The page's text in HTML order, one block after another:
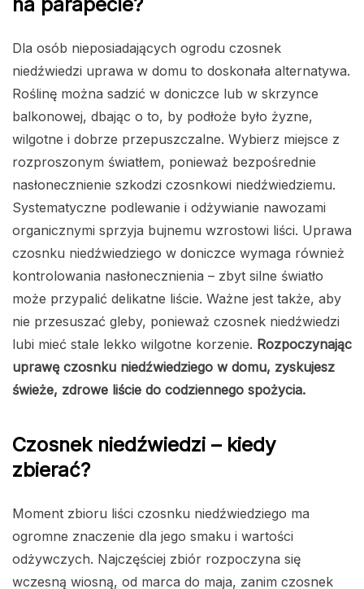
na parapecie?
Dla osób nieposiadających ogrodu czosnek
niedźwiedzi uprawa w domu to doskonała alternatywa.
Roślinę można sadzić w doniczce lub w skrzynce
balkonowej, dbając o to, by podłoże było żyzne,
wilgotne i dobrze przepuszczalne. Wybierz miejsce z
rozproszonym światłem, ponieważ bezpośrednie
nasłonecznienie szkodzi czosnkowi niedźwiedziemu.
Systematyczne podlewanie i odżywianie nawozami
organicznymi sprzyja bujnemu wzrostowi liści. Uprawa
czosnku niedźwiedziego w doniczce wymaga również
kontrolowania nasłonecznienia – zbyt silne światło
może przypalić delikatne liście. Ważne jest także, aby
nie przesuszać gleby, ponieważ czosnek niedźwiedzi
lubi mieć stale lekko wilgotne korzenie. Rozpoczynając
uprawę czosnku niedźwiedziego w domu, zyskujesz
świeże, zdrowe liście do codziennego spożycia.
Czosnek niedźwiedzi – kiedy
zbierać?
Moment zbioru liści czosnku niedźwiedziego ma
ogromne znaczenie dla jego smaku i wartości
odżywczych. Najczęściej zbiór rozpoczyna się
wczesną wiosną, od marca do maja, zanim czosnek